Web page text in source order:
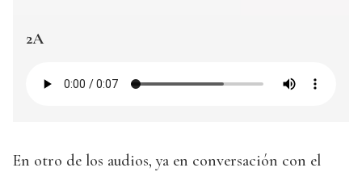
2A
En otro de los audios, ya en conversación con el